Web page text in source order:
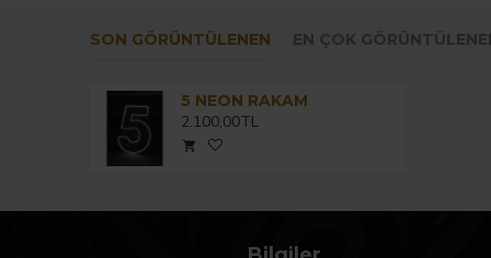
SON GÖRÜNTÜLENEN EN ÇOK
5 NEON RAKAM
2.100,00TL